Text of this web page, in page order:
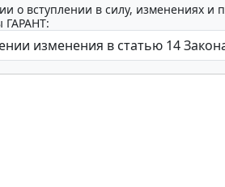
о вступлении в силу, изменениях и
ГАРАНТ: